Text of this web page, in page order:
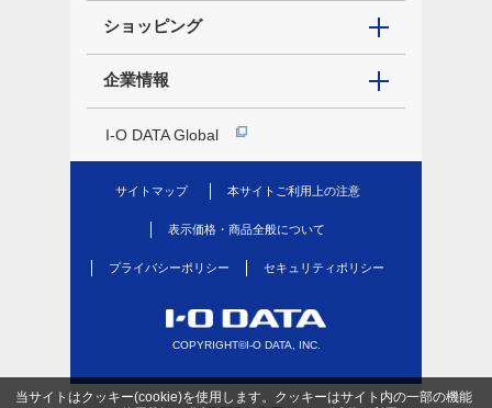
ショッピング
企業情報
I-O DATA Global
サイトマップ 本サイトご利用上の注意
表示価格・商品全般について
プライバシーポリシー セキュリティポリシー
COPYRIGHT©I-O DATA, INC.
当サイトはクッキー(cookie)を使用します。クッキーはサイト内の一部の機能